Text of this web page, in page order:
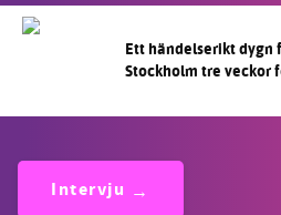
Ett händelserikt
Stockholm tre veckor
Intervju